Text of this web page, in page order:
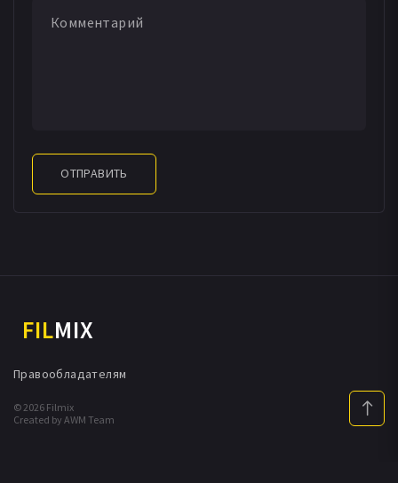
ОТПРАВИТЬ
FILMIX
© 2026 Filmix
Created by AWM Team
Правообладателям